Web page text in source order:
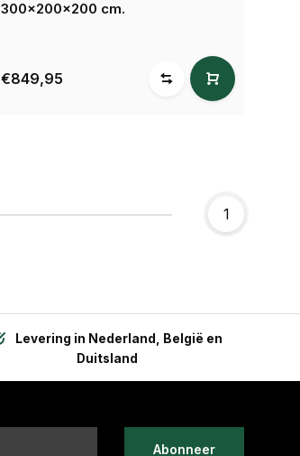
300x200x200 cm.
€849,95
1
Levering in Nederland, België en
Duitsland
Abonneer